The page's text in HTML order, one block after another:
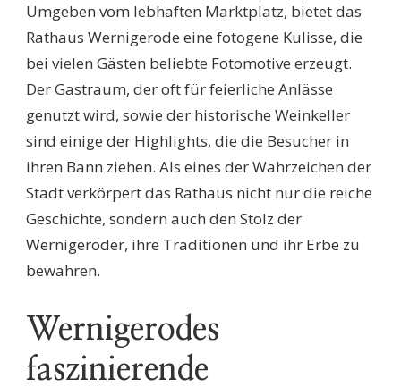
Umgeben vom lebhaften Marktplatz, bietet das
Rathaus Wernigerode eine fotogene Kulisse, die
bei vielen Gästen beliebte Fotomotive erzeugt.
Der Gastraum, der oft für feierliche Anlässe
genutzt wird, sowie der historische Weinkeller
sind einige der Highlights, die die Besucher in
ihren Bann ziehen. Als eines der Wahrzeichen der
Stadt verkörpert das Rathaus nicht nur die reiche
Geschichte, sondern auch den Stolz der
Wernigeröder, ihre Traditionen und ihr Erbe zu
bewahren.
Wernigerodes
faszinierende